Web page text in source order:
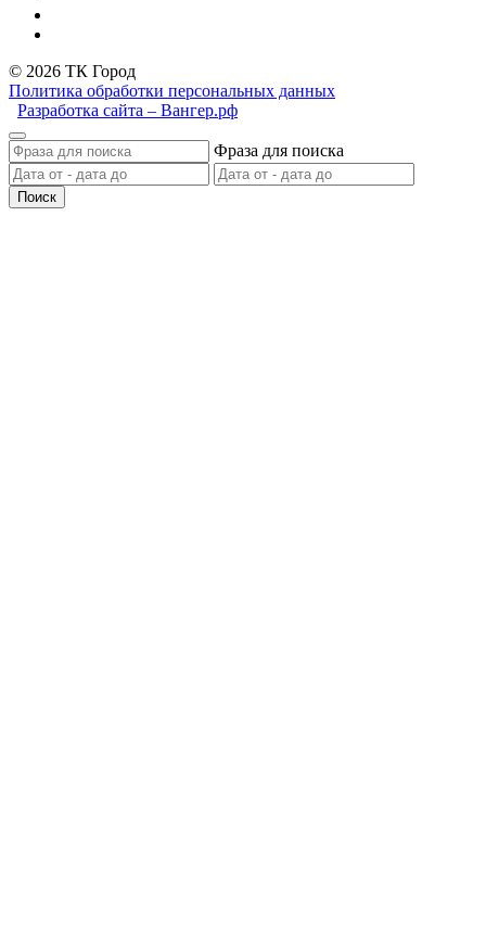
© 2026 ТК Город
Политика обработки персональных данных
Разработка сайта – Вангер.рф
Фраза для поиска
Поиск